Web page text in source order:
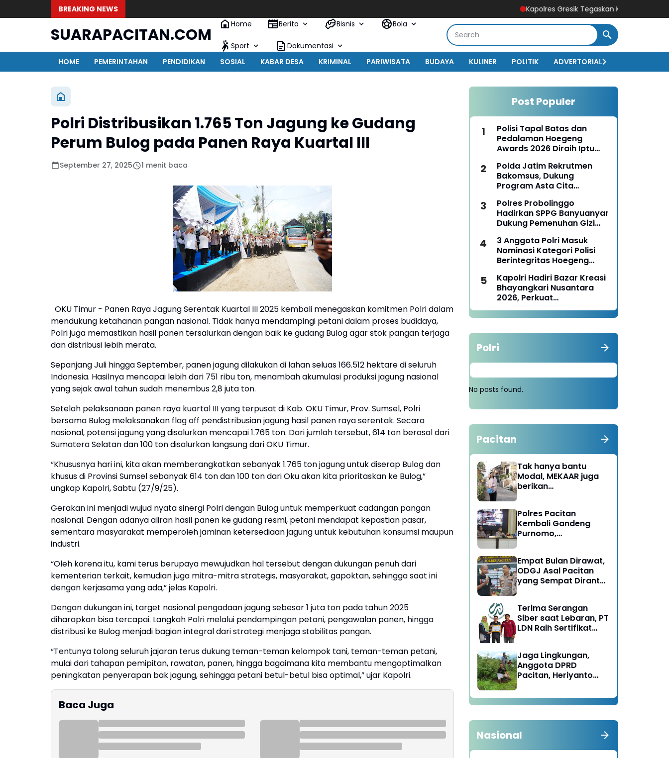
BREAKING NEWS Kapolres Gresik Tegaskan Komitmen Polri Dukung
SUARAPACITAN.COM
Home Berita Bisnis Bola
Sport
Dokumentasi
HOME
PEMERINTAHAN PENDIDIKAN SOSIAL KABAR DESA KRIMINAL PARIWISATA BUDAYA KULINER POLITIK ADVERTORIAL
Polri Distribusikan 1.765 Ton Jagung ke Gudang
Perum Bulog pada Panen Raya Kuartal III
September 27, 2025 1 menit baca
OKU Timur - Panen Raya Jagung Serentak Kuartal III 2025 kembali menegaskan komitmen Polri dalam
mendukung ketahanan pangan nasional. Tidak hanya mendampingi petani dalam proses budidaya,
Polri juga memastikan hasil panen tersalurkan dengan baik ke gudang Bulog agar stok pangan terjaga
dan distribusi lebih merata.
Sepanjang Juli hingga September, panen jagung dilakukan di lahan seluas 166.512 hektare di seluruh
Indonesia. Hasilnya mencapai lebih dari 751 ribu ton, menambah akumulasi produksi jagung nasional
yang sejak awal tahun sudah menembus 2,8 juta ton.
Setelah pelaksanaan panen raya kuartal III yang terpusat di Kab. OKU Timur, Prov. Sumsel, Polri
bersama Bulog melaksanakan flag off pendistribusian jagung hasil panen raya serentak. Secara
nasional, potensi jagung yang disalurkan mencapai 1.765 ton. Dari jumlah tersebut, 614 ton berasal dari
Sumatera Selatan dan 100 ton disalurkan langsung dari OKU Timur.
“Khususnya hari ini, kita akan memberangkatkan sebanyak 1.765 ton jagung untuk diserap Bulog dan
khusus di Provinsi Sumsel sebanyak 614 ton dan 100 ton dari Oku akan kita prioritaskan ke Bulog,”
ungkap Kapolri, Sabtu (27/9/25).
Gerakan ini menjadi wujud nyata sinergi Polri dengan Bulog untuk memperkuat cadangan pangan
nasional. Dengan adanya aliran hasil panen ke gudang resmi, petani mendapat kepastian pasar,
sementara masyarakat memperoleh jaminan ketersediaan jagung untuk kebutuhan konsumsi maupun
industri.
“Oleh karena itu, kami terus berupaya mewujudkan hal tersebut dengan dukungan penuh dari
kementerian terkait, kemudian juga mitra-mitra strategis, masyarakat, gapoktan, sehingga saat ini
dengan kerjasama yang ada,” jelas Kapolri.
Dengan dukungan ini, target nasional pengadaan jagung sebesar 1 juta ton pada tahun 2025
diharapkan bisa tercapai. Langkah Polri melalui pendampingan petani, pengawalan panen, hingga
distribusi ke Bulog menjadi bagian integral dari strategi menjaga stabilitas pangan.
“Tentunya tolong seluruh jajaran terus dukung teman-teman kelompok tani, teman-teman petani,
mulai dari tahapan pemipitan, rawatan, panen, hingga bagaimana kita membantu mengoptimalkan
peningkatan penyerapan bak jagung, sehingga petani betul-betul bisa optimal,” ujar Kapolri.
Baca Juga
Post Populer
Polisi Tapal Batas dan
Pedalaman Hoegeng
Awards 2026 Diraih Iptu
Pengabdian Humanis di
Nduga
Polda Jatim Rekrutmen
Bakomsus, Dukung
Program Asta Cita
Polres Probolinggo
Hadirkan SPPG Banyuanyar
Dukung Pemenuhan Gizi
3 Anggota Polri Masuk
Nominasi Kategori Polisi
Berintegritas Hoegeng
Kapolri Hadiri Bazar Kreasi
Bhayangkari Nusantara
2026, Perkuat
Pemberdayaan UMKM dan
Budaya Lokal
Polri
No posts found.
Pacitan
Tak hanya bantu
Modal, MEKAAR juga
berikan
Dapur Tetap Ngebul
Polres Pacitan
Kembali Gandeng
Purnomo,
Rehabilitasi
Empat Bulan Dirawat,
ODGJ Asal Pacitan
yang Sempat Dirantai
Terima Serangan
Siber saat Lebaran, PT
LDN Raih Sertifikat
Karesidenan Madiun
Raya
Jaga Lingkungan,
Anggota DPRD
Pacitan, Heriyanto
Tebang 100 Pohon
diganti Tanam 1000
Nasional